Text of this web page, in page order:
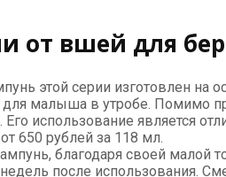
от вшей для
этой серии изготовлен на
малыша в утробе. Помимо
использование является
650 рублей за 118 мл.
благодаря своей малой
после использования.